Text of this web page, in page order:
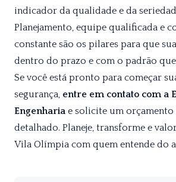
indicador da qualidade e da
Planejamento, equipe qualificada e
constante são os pilares para que
dentro do prazo e com o padrão
Se você está pronto para começar
segurança, entre em contato com a
Engenharia e solicite um
detalhado. Planeje, transforme e
Vila Olímpia com quem entende do